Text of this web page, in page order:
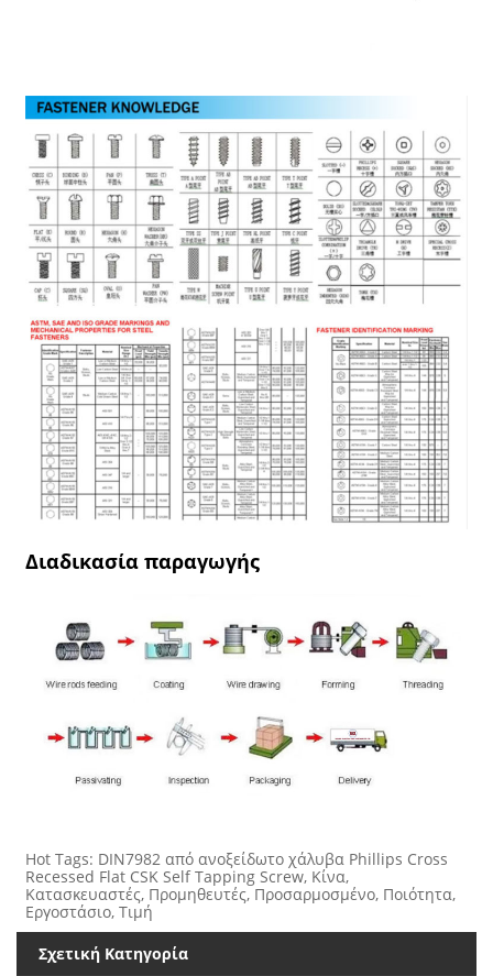
Διαδικασία παραγωγής
Hot Tags: DIN7982 από ανοξείδωτο χάλυβα Phillips Cross
Recessed Flat CSK Self Tapping Screw, Κίνα,
Κατασκευαστές, Προμηθευτές, Προσαρμοσμένο, Ποιότητα,
Εργοστάσιο, Τιμή
Σχετική Κατηγορία